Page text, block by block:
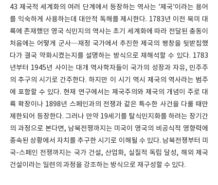
43 제국적 세계화의 여러 단계에서 등장하는 역사는 '제국'이라는 용어
를 익숙하게 사용하는데 대안적 독해를 제시한다. 1783년 이전 북미 대
륙에 존재했던 영국 식민지의 역사는 초기 세계화에 따라 전달된 충동이
처음에는 어떻게 군사─재정 국가에서 추진한 제국의 팽창을 뒷받침했
다가 결국 약화시켰는지를 설명하는 방식으로 재해석할 수 있다. 1783
년부터 1945년 사이는 대개 역사학자들이 국가의 성장과 자유, 민주주
의 추구의 시기로 간주한다. 하지만 이 시기 역시 제국의 역사라는 범주
에 포함할 수 있다. 현재 연구에서는 제국주의와 제국의 개념이 주로 대
륙 확장이나 1898년 스페인과의 전쟁과 같은 특수한 사건을 다룰 때만
제한되어 등장한다. 그러나 만약 19세기를 탈식민지화를 하려는 장기간
의 과정으로 본다면, 남북전쟁까지는 미국이 영국의 비공식적 영향력에
종속된 상황에서 자치를 추구한 시기로 이해될 수 있다. 남북전쟁부터 미
국-스페인 전쟁까지는 국가 건설, 산업화, 실질적 독립 달성, 해외 제국
건설이라는 일련의 과정을 강조하는 방식으로 재구성할 수 있다.